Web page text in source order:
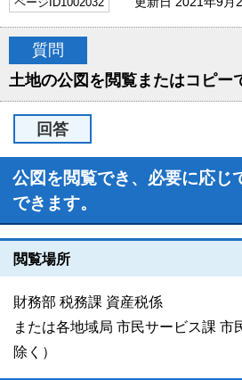
質問
土地の公図を閲覧またはコピー
回答
公図を閲覧でき、必要に応じ
できます。
閲覧場所
財務部 税務課 資産税係
または各地域局 市民サービス課 市
除く）